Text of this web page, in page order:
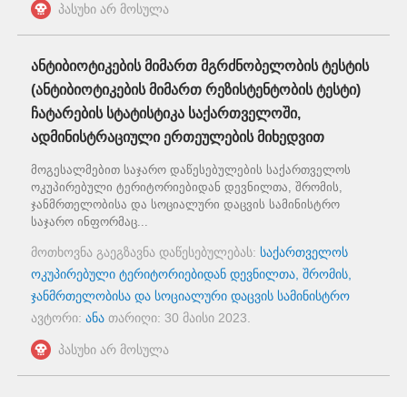
პასუხი არ მოსულა
ანტიბიოტიკების მიმართ მგრძნობელობის ტესტის
(ანტიბიოტიკების მიმართ რეზისტენტობის ტესტი)
ჩატარების სტატისტიკა საქართველოში,
ადმინისტრაციული ერთეულების მიხედვით
მოგესალმებით საჯარო დაწესებულების საქართველოს
ოკუპირებული ტერიტორიებიდან დევნილთა, შრომის,
ჯანმრთელობისა და სოციალური დაცვის სამინისტრო
საჯარო ინფორმაც...
მოთხოვნა გაეგზავნა დაწესებულებას: საქართველოს
ოკუპირებული ტერიტორიებიდან დევნილთა, შრომის,
ჯანმრთელობისა და სოციალური დაცვის სამინისტრო
ავტორი: ანა თარიღი: 30 მაისი 2023
პასუხი არ მოსულა